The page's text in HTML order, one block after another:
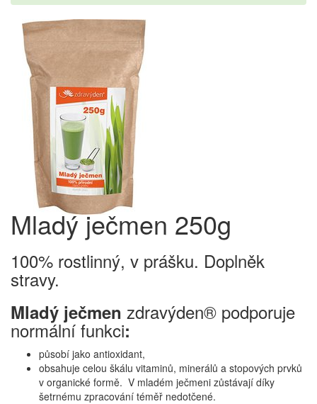
Mladý ječmen 250g
100% rostlinný, v prášku. Doplněk
stravy.
Mladý ječmen zdravýden® podporuje
normální funkci:
působí jako antioxidant,
obsahuje celou škálu vitaminů, minerálů a stopových prvků
v organické formě. V mladém ječmeni zůstávají díky
šetrnému zpracování téměř nedotčené.